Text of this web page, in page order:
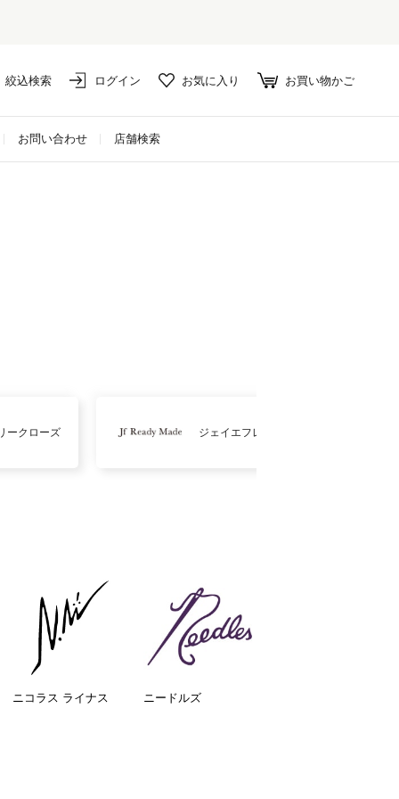
絞込検索 ログイン お気に入り お買い物かご
お問い合わせ 店舗検索
ークローズ ジェイエフレディメイド
ニコラス ライナス ニードルズ